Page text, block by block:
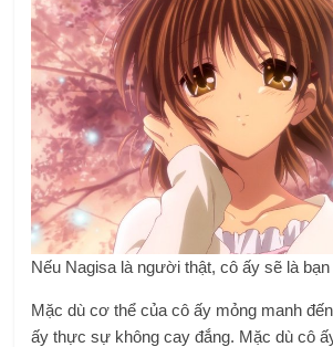
Nếu Nagisa là người thật, cô ấy sẽ là
Mặc dù cơ thể của cô ấy mỏng manh
ấy thực sự không cay đắng. Mặc dù cô